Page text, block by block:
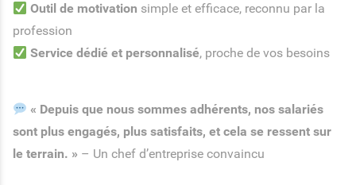
Outil de motivation simple et efficace, reconnu par la
profession
Service dédié et personnalisé, proche de vos besoins
« Depuis que nous sommes adhérents, nos salariés
sont plus engagés, plus satisfaits, et cela se ressent sur
le terrain. » – Un chef d’entreprise convaincu